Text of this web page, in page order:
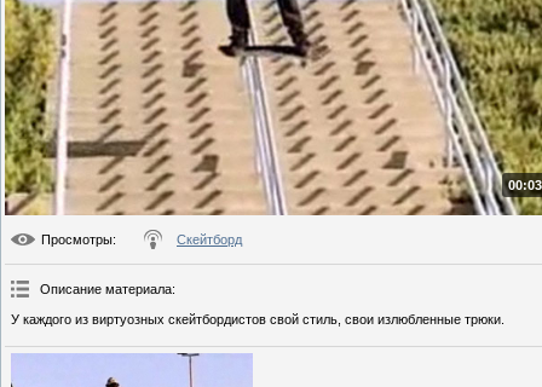
Просмотры: Скейтборд
Описание материала:
У каждого из виртуозных скейтбордистов свой стиль, свои излюбленные трюки.